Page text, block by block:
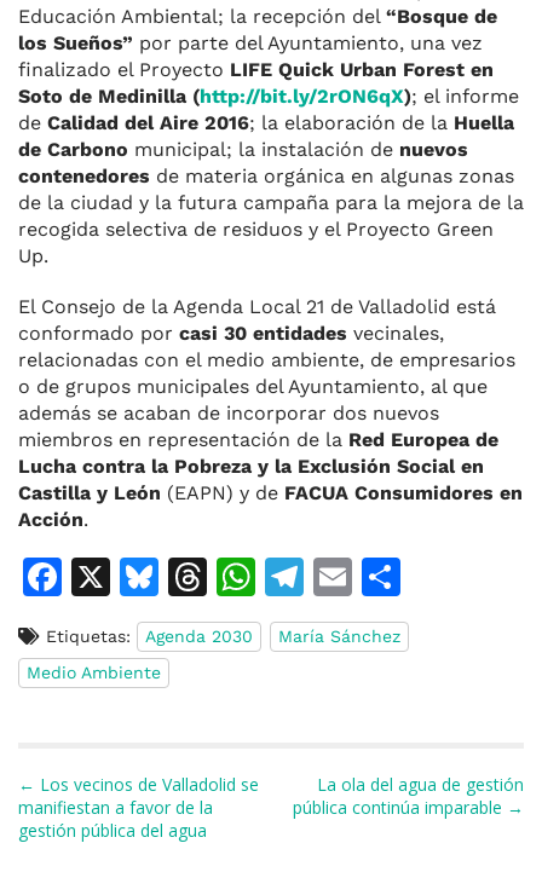
Educación Ambiental; la recepción del “Bosque de
los Sueños” por parte del Ayuntamiento, una vez
finalizado el Proyecto LIFE Quick Urban Forest en
Soto de Medinilla (http://bit.ly/2rON6qX); el informe
de Calidad del Aire 2016; la elaboración de la Huella
de Carbono municipal; la instalación de nuevos
contenedores de materia orgánica en algunas zonas
de la ciudad y la futura campaña para la mejora de la
recogida selectiva de residuos y el Proyecto Green
Up.
El Consejo de la Agenda Local 21 de Valladolid está
conformado por casi 30 entidades vecinales,
relacionadas con el medio ambiente, de empresarios
o de grupos municipales del Ayuntamiento, al que
además se acaban de incorporar dos nuevos
miembros en representación de la Red Europea de
Lucha contra la Pobreza y la Exclusión Social en
Castilla y León (EAPN) y de FACUA Consumidores en
Acción.
F
c
e
o
o
k
X
Bl
u
e
s
y
T
h
re
s
W
h
at
p
T
el
e
m
E
m
ai
o
m
ti
r
Etiquetas: Agenda 2030
María Sánchez
Medio Ambiente
Navegación de entradas
← Los vecinos de Valladolid se
manifiestan a favor de la
gestión pública del agua
La ola del agua de gestión
pública continúa imparable →